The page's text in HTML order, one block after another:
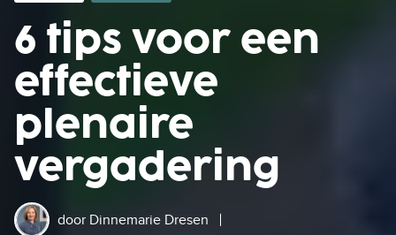
6 tips voor een
effectieve
plenaire
vergadering
door Dinnemarie Dresen